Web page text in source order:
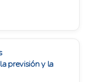
previsión y la